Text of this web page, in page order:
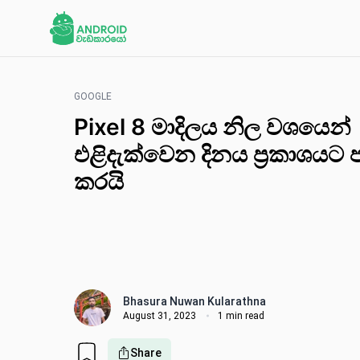
GOOGLE
Pixel 8 මාදිලය නිල වශයෙන්
එළිදැක්වෙන දිනය ප්‍රකාශයට
කරයි
Bhasura Nuwan Kularathna
August 31, 2023 1 min read
Share